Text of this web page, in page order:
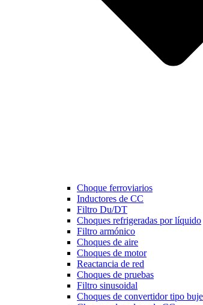
Choque ferroviarios
Inductores de CC
Filtro Du/DT
Choques refrigeradas por líquido
Filtro armónico
Choques de aire
Choques de motor
Reactancia de red
Choques de pruebas
Filtro sinusoidal
Choques de convertidor tipo buje